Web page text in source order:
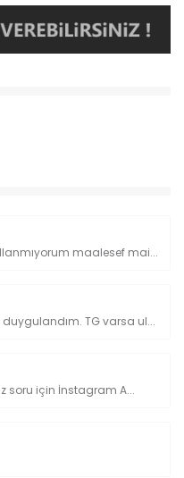
maalesef mai...
TG varsa ul...
soru için İnstagram A...